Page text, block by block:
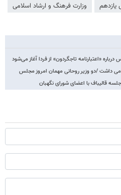
وزارت فرهنگ و ارشاد اسلامی
«اعتبارنامه تاجگردون»‌ از فردا آغاز می‌شود
داشت /دو وزیر روحانی مهمان امروز مجلس
قالیباف با اعضای شورای نگهبان